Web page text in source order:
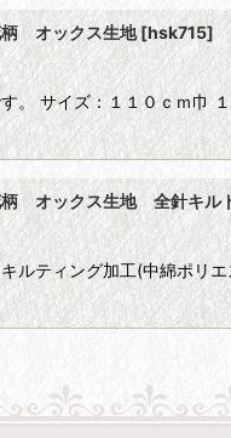
オックス生地[hsk715]
。 サイズ：１１０ｃｍ巾
オックス生地 全針キル
ルティング加工(中綿ポリ